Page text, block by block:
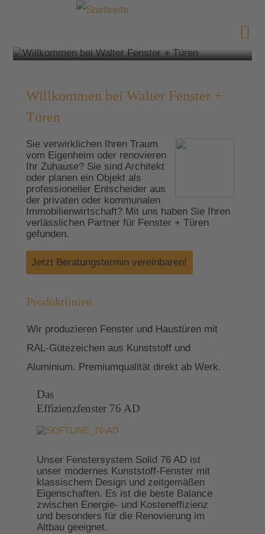
Willkommen bei Walter Fenster +
Türen
Sie verwirklichen Ihren Traum
vom Eigenheim oder renovieren
Ihr Zuhause? Sie sind Architekt
oder planen ein Objekt als
professioneller Entscheider aus
der privaten oder kommunalen
Immobilienwirtschaft? Mit uns haben Sie Ihren
verlässlichen Partner für Fenster + Türen
gefunden.
Jetzt Beratungstermin vereinbaren!
Produktlinien
Wir produzieren Fenster und Haustüren mit
RAL-Gütezeichen aus Kunststoff und
Aluminium. Premiumqualität direkt ab Werk.
Das
Effizienzfenster 76 AD
Unser Fenstersystem Solid 76 AD ist
unser modernes Kunststoff-Fenster mit
klassischem Design und zeitgemäßen
Eigenschaften. Es ist die beste Balance
zwischen Energie- und Kosteneffizienz
und besonders für die Renovierung im
Altbau geeignet.